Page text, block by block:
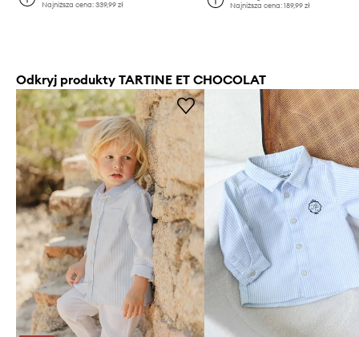
Najniższa cena:339,99 zł
Najniższa cena: 189,99 zł
Odkryj produkty TARTINE ET CHOCOLAT